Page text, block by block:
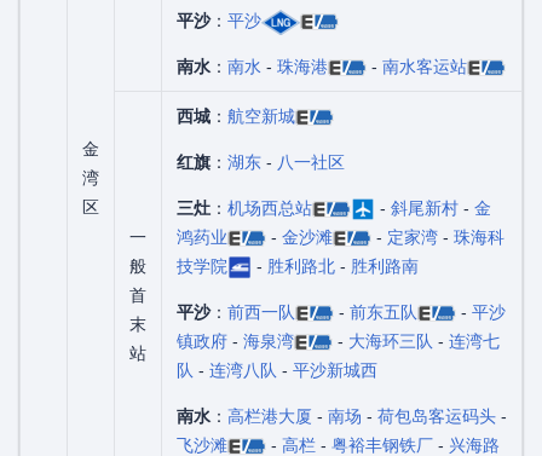
金
湾
区
平沙： 平沙
南水 ： 南水 - 珠海港 - 南水客运站
一
般
首
末
站
西城 ： 航空新城
红旗 ： 湖东 - 八一社区
三灶 ： 机场西总站 - 斜尾新村 - 金
鸿药业
- 金沙滩 - 定家湾 - 珠海科
技学院
- 胜利路北 - 胜利路南
平沙： 前西一队 - 前东五队 - 平沙
镇政府 - 海泉湾 - 大海环三队 - 连湾七
队 - 连湾八队 - 平沙新城西
南水 ： 高栏港大厦 - 南场 - 荷包岛客运码头 -
飞沙滩
- 高栏 - 粤裕丰钢铁厂 - 兴海路